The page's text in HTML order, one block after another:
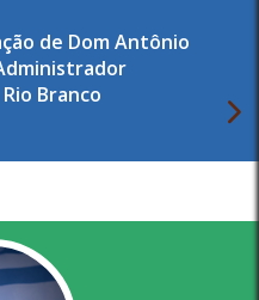
de Dom Antônio
Branco